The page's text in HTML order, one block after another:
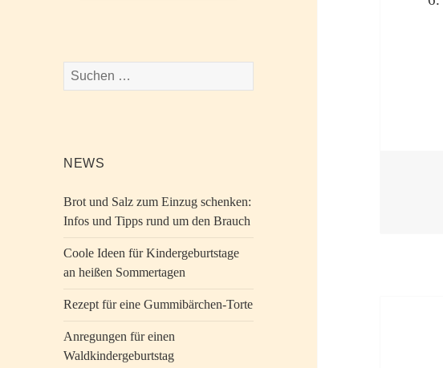
Suchen
nach:
NEWS
Brot und Salz zum Einzug schenken:
Infos und Tipps rund um den Brauch
Coole Ideen für Kindergeburtstage
an heißen Sommertagen
Rezept für eine Gummibärchen-Torte
Anregungen für einen
Waldkindergeburtstag